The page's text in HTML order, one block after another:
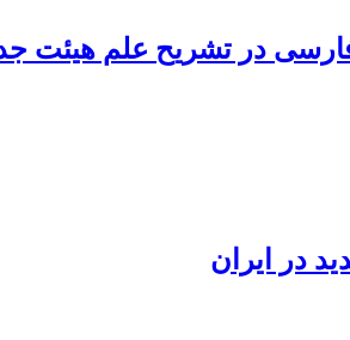
در تشریح علم هیئت
در ایران